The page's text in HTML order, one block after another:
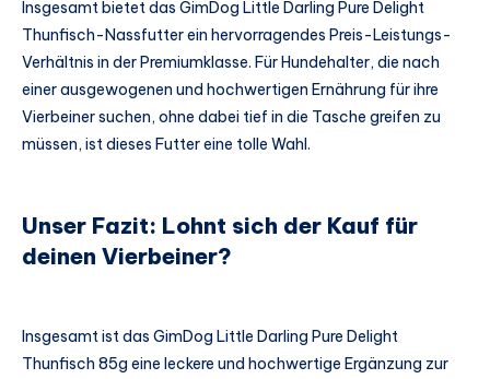
Insgesamt bietet das GimDog Little Darling Pure Delight
Thunfisch-Nassfutter ein hervorragendes Preis-Leistungs-
Verhältnis in der Premiumklasse. Für Hundehalter, die nach
einer ausgewogenen und hochwertigen Ernährung für ihre
Vierbeiner suchen, ohne dabei tief in die Tasche greifen zu
müssen, ist dieses Futter eine tolle Wahl.
Unser Fazit: Lohnt sich der Kauf für
deinen Vierbeiner?
Insgesamt ist das GimDog Little Darling Pure Delight
Thunfisch 85g eine leckere und hochwertige Ergänzung zur